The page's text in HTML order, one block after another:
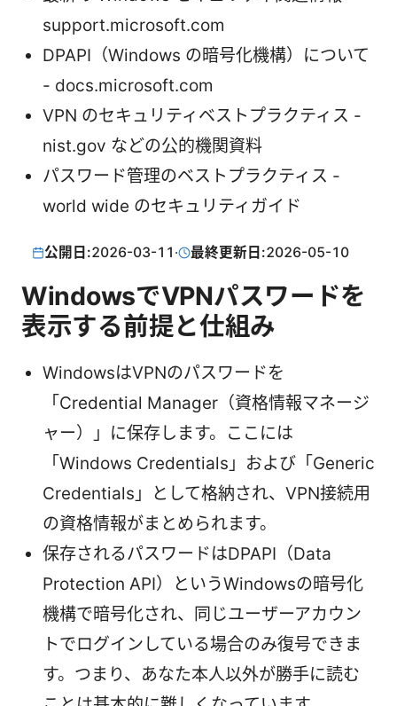
support.microsoft.com
DPAPI（Windows の暗号化機構）について
- docs.microsoft.com
VPN のセキュリティベストプラクティス -
nist.gov などの公的機関資料
パスワード管理のベストプラクティス -
world wide のセキュリティガイド
公開日:2026-03-11 · 最終更新日:2026-05-10
WindowsでVPNパスワードを
表示する前提と仕組み
WindowsはVPNのパスワードを
「Credential Manager（資格情報マネージ
ャー）」に保存します。ここには
「Windows Credentials」および「Generic
Credentials」として格納され、VPN接続用
の資格情報がまとめられます。
保存されるパスワードはDPAPI（Data
Protection API）というWindowsの暗号化
機構で暗号化され、同じユーザーアカウン
トでログインしている場合のみ復号できま
す。つまり、あなた本人以外が勝手に読む